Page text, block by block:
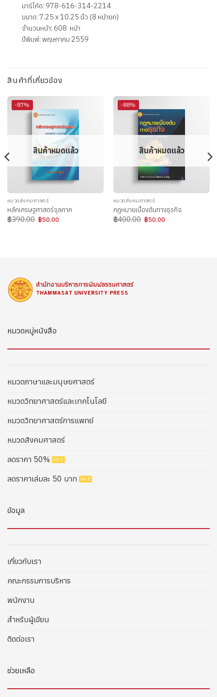
บาร์โค้ด: 978-616-314-2214
ขนาด: 7.25 x 10.25 นิ้ว (8 หน้ายก)
จำนวนหน้า: 608 หน้า
ปีพิมพ์: พฤษภาคม 2559
สินค้าที่เกี่ยวข้อง
-87%
สินค้าหมดแล้ว
หมวดสังคมศาสตร์
หลักเศรษฐศาสตร์จุลภาค
฿390.00 Original
price
฿50.00Current
-88%
สินค้าหมดแล้ว
หมวดสังคมศาสตร์
กฎหมายเบื้องต้นทางธุรกิจ
฿400.00 Original
price
฿50.00Current
หมวดหมู่หนังสือ
หมวดภาษาและมนุษยศาสตร์
หมวดวิทยาศาสตร์และเทคโนโลยี
หมวดวิทยาศาสตร์การแพทย์
หมวดสังคมศาสตร์
ลดราคา 50%
ลดราคาเล่มละ 50 บาท
ข้อมูล
เกี่ยวกับเรา
คณะกรรมการบริหาร
พนักงาน
สำหรับผู้เขียน
ติดต่อเรา
ช่วยเหลือ